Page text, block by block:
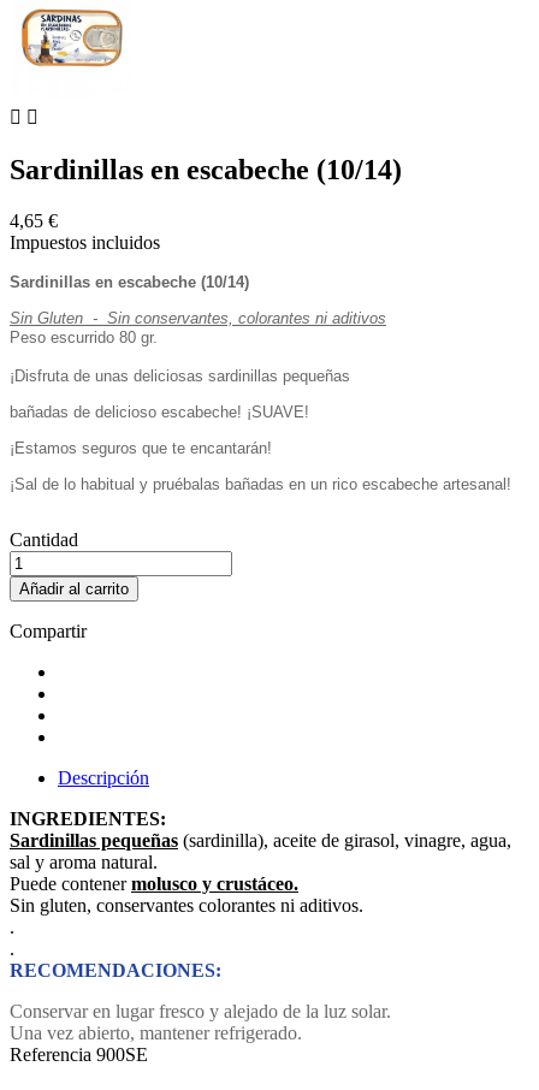
 
Sardinillas en escabeche (10/14)
4,65 €
Impuestos incluidos
Sardinillas en escabeche (10/14)
Sin Gluten - Sin conservantes, colorantes ni aditivos
Peso escurrido 80 gr.
¡Disfruta de unas deliciosas sardinillas pequeñas
bañadas de delicioso escabeche! ¡SUAVE!
¡Estamos seguros que te encantarán!
¡Sal de lo habitual y pruébalas bañadas en un rico escabeche artesanal!
Cantidad
Añadir al carrito
Compartir
Descripción
INGREDIENTES:
Sardinillas pequeñas (sardinilla), aceite de girasol, vinagre, agua,
sal y aroma natural.
Puede contenermolusco y crustáceo.
Sin gluten, conservantes colorantes ni aditivos.
.
.
RECOMENDACIONES:
Conservar en lugar fresco y alejado de la luz solar.
Una vez abierto, mantener refrigerado.
Referencia 900SE